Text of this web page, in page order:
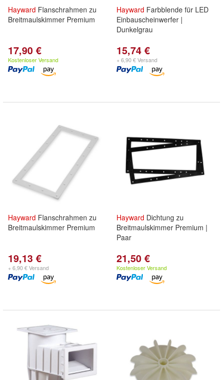
Hayward Flanschrahmen zu
Breitmaulskimmer Premium
17,90 €
Kostenloser Versand
Hayward Farbblende für LED
Einbauscheinwerfer |
Dunkelgrau
15,74 €
+ 6,90 € Versand
Hayward Flanschrahmen zu
Breitmaulskimmer Premium
19,13 €
+ 6,90 € Versand
Hayward Dichtung zu
Breitmaulskimmer Premium |
Paar
21,50 €
Kostenloser Versand